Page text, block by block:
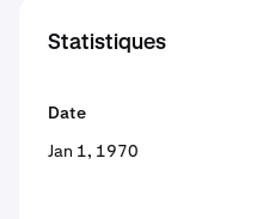
Statistiques
Date
Jan 1, 1970